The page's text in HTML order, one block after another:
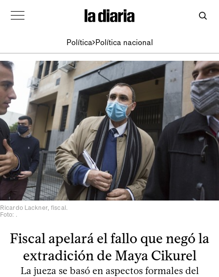
Política Política nacional
Ricardo Lackner, fiscal.
Foto: .
Fiscal apelará el fallo que negó la
extradición de Maya Cikurel
La jueza se basó en aspectos formales del